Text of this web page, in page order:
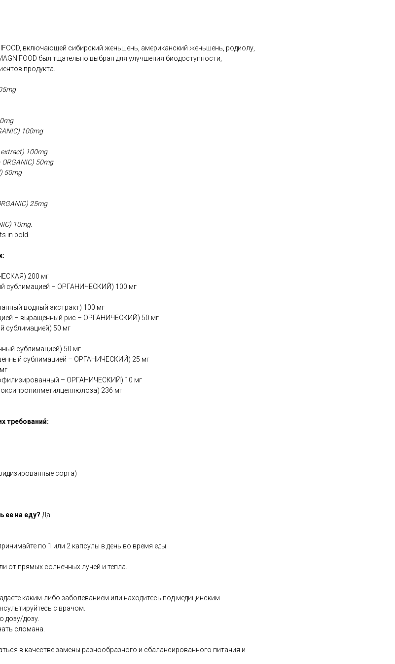
включающей сибирский женьшень, американский женьшень, родиолу,
был тщательно выбран для улучшения биодоступности,
продукта.
100mg
extract) 100mg
50mg
50mg
25mg
10mg.
in bold.
200 мг
сублимацией – ОРГАНИЧЕСКИЙ) 100 мг
водный экстракт) 100 мг
– выращенный рис – ОРГАНИЧЕСКИЙ) 50 мг
сублимацией) 50 мг
сублимацией) 50 мг
сублимацией – ОРГАНИЧЕСКИЙ) 25 мг
– ОРГАНИЧЕСКИЙ) 10 мг
236 мг
требований:
сорта)
ее на еду? Да
по 1 или 2 капсулы в день во время еды.
от прямых солнечных лучей и тепла.
каким-либо заболеванием или находитесь под медицинским
с врачом.
дозу/дозу.
сломана.
в качестве замены разнообразного и сбалансированного питания и